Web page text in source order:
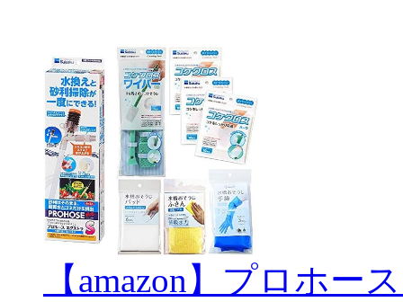
【amazon】プロホー